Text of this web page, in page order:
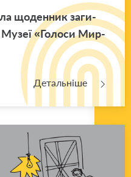
що­ден­ник за­ги­
Музеї «Го­ло­си Мир­
Детальніше